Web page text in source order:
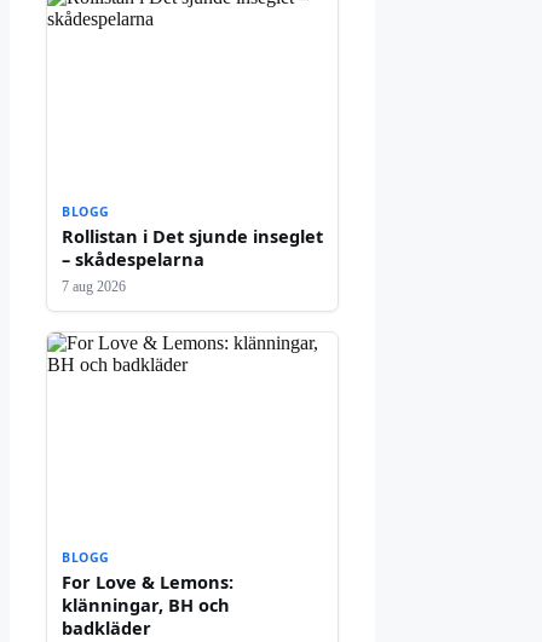
BLOGG
Rollistan i Det sjunde inseglet
– skådespelarna
7 aug 2026
BLOGG
For Love & Lemons:
klänningar, BH och
badkläder